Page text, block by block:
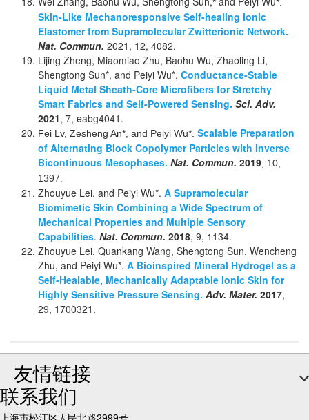
* *.
Skin-Like Mechanoresponsive Self-healing Ionic
Elastomer from Supramolecular Zwitterionic Network.
Nat. Commun. 2021, 12, 4082.
Lijing Zheng, Miaomiao Zhu, Baohu Wu, Zhaoling Li,
Shengtong Sun*, and Peiyi Wu*. Conductance-Stable
Liquid Metal Sheath-Core Microfibers for Stretchy
Smart Fabrics and Self-Powered Sensing. Sci. Adv.
2021, 7, eabg4041.
Fei Lv, Zesheng An*, and Peiyi Wu*. Scalable Preparation
of Alternating Block Copolymer Particles with Inverse
Bicontinuous Mesophases. Nat. Commun. 2019, 10,
1397.
Zhouyue Lei, and Peiyi Wu*. A Supramolecular
Biomimetic Skin Combining a Wide Spectrum of
Mechanical Properties and Multiple Sensory
Capabilities. Nat. Commun. 2018, 9, 1134.
Zhouyue Lei, Quankang Wang, Shengtong Sun, Wencheng
Zhu, and Peiyi Wu*. A Bioinspired Mineral Hydrogel as a
Self-Healable, Mechanically Adaptable Ionic Skin for
Highly Sensitive Pressure Sensing. Adv. Mater. 2017,
29, 1700321.
友情链接
联系我们